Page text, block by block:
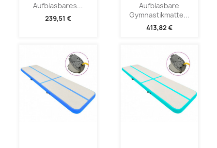
Aufblasbares...
239,51 €
Aufblasbare
Gymnastikmatte...
413,82 €